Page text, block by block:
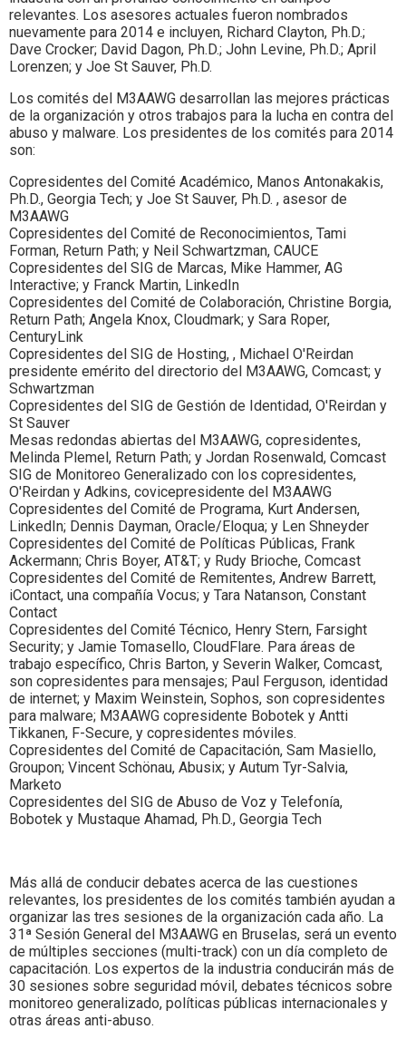
relevantes. Los asesores actuales fueron nombrados
nuevamente para 2014 e incluyen, Richard Clayton, Ph.D.;
Dave Crocker; David Dagon, Ph.D.; John Levine, Ph.D.; April
Lorenzen; y Joe St Sauver, Ph.D.
Los comités del M3AAWG desarrollan las mejores prácticas
de la organización y otros trabajos para la lucha en contra del
abuso y malware. Los presidentes de los comités para 2014
son:
Copresidentes del Comité Académico, Manos Antonakakis,
Ph.D., Georgia Tech; y Joe St Sauver, Ph.D. , asesor de
M3AAWG
Copresidentes del Comité de Reconocimientos, Tami
Forman, Return Path; y Neil Schwartzman, CAUCE
Copresidentes del SIG de Marcas, Mike Hammer, AG
Interactive; y Franck Martin, LinkedIn
Copresidentes del Comité de Colaboración, Christine Borgia,
Return Path; Angela Knox, Cloudmark; y Sara Roper,
CenturyLink
Copresidentes del SIG de Hosting, , Michael O'Reirdan
presidente emérito del directorio del M3AAWG, Comcast; y
Schwartzman
Copresidentes del SIG de Gestión de Identidad, O'Reirdan y
St Sauver
Mesas redondas abiertas del M3AAWG, copresidentes,
Melinda Plemel, Return Path; y Jordan Rosenwald, Comcast
SIG de Monitoreo Generalizado con los copresidentes,
O'Reirdan y Adkins, covicepresidente del M3AAWG
Copresidentes del Comité de Programa, Kurt Andersen,
LinkedIn; Dennis Dayman, Oracle/Eloqua; y Len Shneyder
Copresidentes del Comité de Políticas Públicas, Frank
Ackermann; Chris Boyer, AT&T; y Rudy Brioche, Comcast
Copresidentes del Comité de Remitentes, Andrew Barrett,
iContact, una compañía Vocus; y Tara Natanson, Constant
Contact
Copresidentes del Comité Técnico, Henry Stern, Farsight
Security; y Jamie Tomasello, CloudFlare. Para áreas de
trabajo específico, Chris Barton, y Severin Walker, Comcast,
son copresidentes para mensajes; Paul Ferguson, identidad
de internet; y Maxim Weinstein, Sophos, son copresidentes
para malware; M3AAWG copresidente Bobotek y Antti
Tikkanen, F-Secure, y copresidentes móviles.
Copresidentes del Comité de Capacitación, Sam Masiello,
Groupon; Vincent Schönau, Abusix; y Autum Tyr-Salvia,
Marketo
Copresidentes del SIG de Abuso de Voz y Telefonía,
Bobotek y Mustaque Ahamad, Ph.D., Georgia Tech
Más allá de conducir debates acerca de las cuestiones
relevantes, los presidentes de los comités también ayudan a
organizar las tres sesiones de la organización cada año. La
31ª Sesión General del M3AAWG en Bruselas, será un evento
de múltiples secciones (multi-track) con un día completo de
capacitación. Los expertos de la industria conducirán más de
30 sesiones sobre seguridad móvil, debates técnicos sobre
monitoreo generalizado, políticas públicas internacionales y
otras áreas anti-abuso.